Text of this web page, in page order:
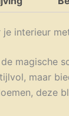
je interieur
magische
maar
deze